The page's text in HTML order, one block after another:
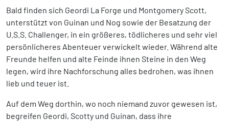
Bald finden sich Geordi La Forge und Montgomery Scott,
unterstützt von Guinan und Nog sowie der Besatzung der
U.S.S. Challenger, in ein größeres, tödlicheres und sehr viel
persönlicheres Abenteuer verwickelt wieder. Während alte
Freunde helfen und alte Feinde ihnen Steine in den Weg
legen, wird ihre Nachforschung alles bedrohen, was ihnen
lieb und teuer ist.
Auf dem Weg dorthin, wo noch niemand zuvor gewesen ist,
begreifen Geordi, Scotty und Guinan, dass ihre